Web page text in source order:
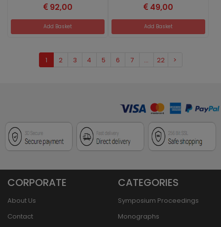
92,00
Add Basket
49,00
Add Basket
1 2 3 4 5 6 7 ... 22 >
CORPORATE
About Us
Contact
CATEGORIES
Symposium Proceedings
Monographs